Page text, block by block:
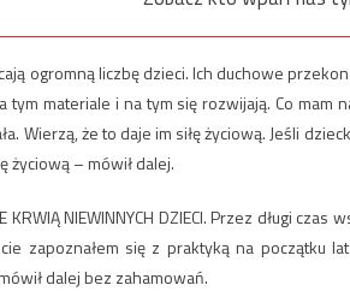
ogromną liczbę dzieci. Ich duchowe
tym materiale i na tym się rozwijają. Co mam
Wierzą, że to daje im siłę życiową. Jeśli
życiową – mówił dalej.
KRWIĄ NIEWINNYCH DZIECI. Przez długi
zapoznałem się z praktyką na początku
dalej bez zahamowań.